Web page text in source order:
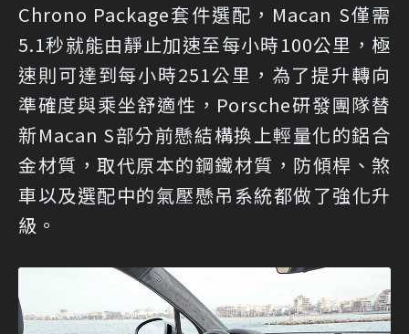
Chrono Package套件選配，Macan S僅需
5.1秒就能由靜止加速至每小時100公里，極
速則可達到每小時251公里，為了提升轉向
準確度與乘坐舒適性，Porsche研發團隊替
新Macan S部分前懸結構換上輕量化的鋁合
金材質，取代原本的鋼鐵材質，防傾桿、煞
車以及選配中的氣壓懸吊系統都做了強化升
級。